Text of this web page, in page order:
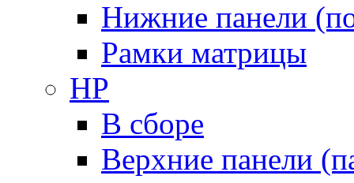
Нижние панели
Рамки матрицы
HP
В сборе
Верхние панели